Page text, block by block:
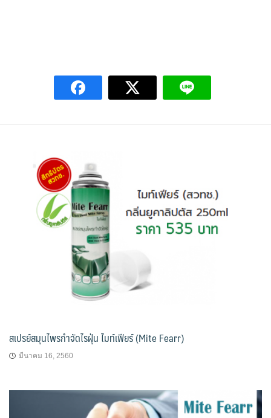
สเปรย์สมุนไพรกำจัดไรฝุ่น ไมท์เฟียร์ (Mite Fearr)
มีนาคม 16, 2560